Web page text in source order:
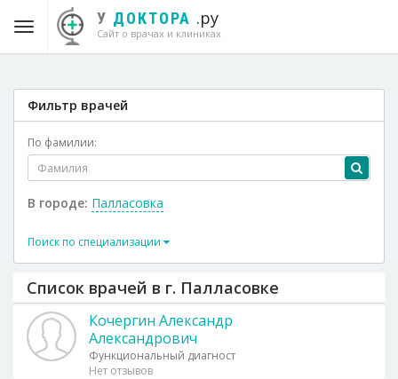
У ДОКТОРА .ру
Сайт о врачах и клиниках
Фильтр врачей
По фамилии:
В городе: Палласовка
Поиск по специализации
Список врачей в г. Палласовке
Кочергин Александр
Александрович
Функциональный диагност
Нет отзывов